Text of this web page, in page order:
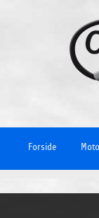
Forside